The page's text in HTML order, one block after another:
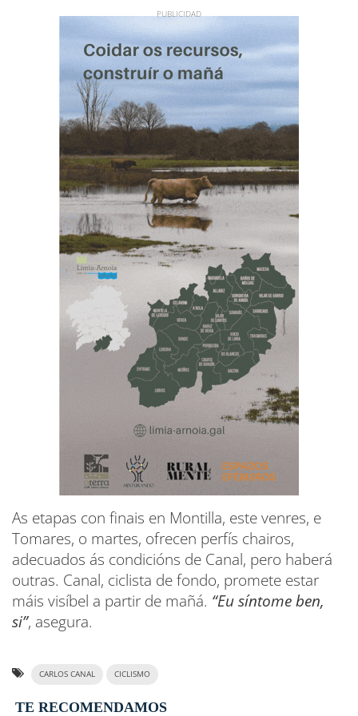
As etapas con finais en Montilla, este venres, e
Tomares, o martes, ofrecen perfís chairos,
adecuados ás condicións de Canal, pero haberá
outras. Canal, ciclista de fondo, promete estar
máis visíbel a partir de mañá. “Eu síntome ben,
si”, asegura.
CARLOS CANAL CICLISMO
TE RECOMENDAMOS